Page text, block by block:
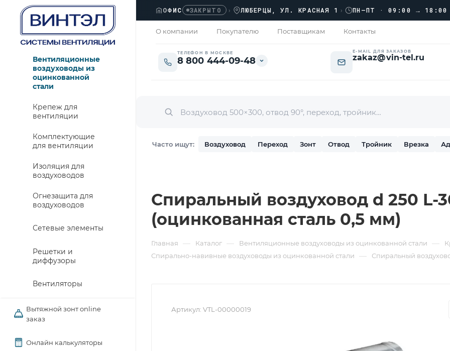
ОФИС ЗАКРЫТО › ЛЮБЕРЦЫ, УЛ. КРАСНАЯ 1 › ПН–ПТ · 09:00 → 18:00
О компании Покупателю Поставщикам Контакты
ТЕЛЕФОН В МОСКВЕ
8 800 444-09-48
E-MAIL ДЛЯ ЗАКАЗОВ
zakaz@vin-tel.ru
Часто ищут: Воздуховод Переход Зонт Отвод Тройник Врезка
Вентиляционные
воздуховоды из
оцинкованной
стали
Крепеж для
вентиляции
Комплектующие
для вентиляции
Изоляция для
воздуховодов
Огнезащита для
воздуховодов
Сетевые элементы
Решетки и
диффузоры
Вентиляторы
Вытяжной зонт online
заказ
Онлайн калькуляторы
Спиральный воздуховод d 250 L-
(оцинкованная сталь 0,5 мм)
Главная — Каталог — Вентиляционные воздуховоды из оцинкованной стали —
Спирально-навивные воздуховоды из оцинкованной стали
— Спиральный
Артикул: VTL-00000019